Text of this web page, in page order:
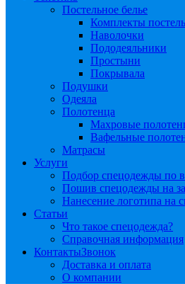
Постельное белье
Комплекты
Наволочки
Пододеяльники
Простыни
Покрывала
Подушки
Одеяла
Полотенца
Махровые
Вафельные
Матрасы
Услуги
Подбор спецодежды по
Пошив спецодежды на
Нанесение логотипа на
Статьи
Что такое спецодежда?
Справочная информация
КонтактыЗвонок
Доставка и оплата
О компании